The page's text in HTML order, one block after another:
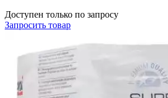
Доступен только по запросу
Запросить товар